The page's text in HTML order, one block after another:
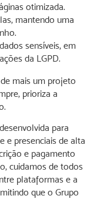
otimizada.
mantendo uma
sensíveis, em
da LGPD.
mais um projeto
prioriza a
para
e presenciais de alta
e pagamento
cuidamos de todos
plataformas e a
que o Grupo